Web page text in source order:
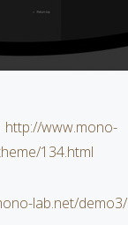
http://www.mono-
134.html
lab.net/demo3/